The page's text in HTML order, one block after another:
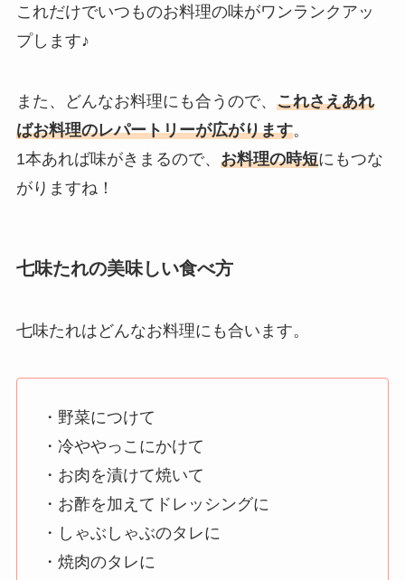
これだけでいつものお料理の味がワンランクアッ
プします♪
また、どんなお料理にも合うので、 これさえあれ
ばお料理のレパートリーが広がります。
1本あれば味がきまるので、 お料理の時短にもつな
がりますね！
七味たれの美味しい食べ方
七味たれはどんなお料理にも合います。
・野菜につけて
・冷ややっこにかけて
・お肉を漬けて焼いて
・お酢を加えてドレッシングに
・しゃぶしゃぶのタレに
・焼肉のタレに